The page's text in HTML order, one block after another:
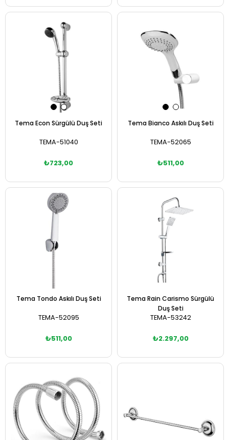
Sepete Ekle
Tema Econ Sürgülü Duş Seti
TEMA-51040
₺723,00
Sepete Ekle
Tema Bianco Askılı Duş Seti
TEMA-52065
₺511,00
Sepete Ekle
Tema Tondo Askılı Duş Seti
TEMA-52095
₺511,00
Tema Rain Carismo Sürgülü
Duş Seti
TEMA-53242
₺2.297,00